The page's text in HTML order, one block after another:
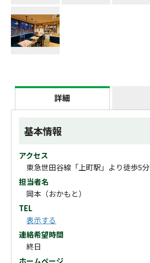
詳細
基本情報
アクセス
東急世田谷線「上町駅」より徒歩5分
担当者名
岡本（おかもと）
TEL
表示する
連絡希望時間
終日
ホームページ